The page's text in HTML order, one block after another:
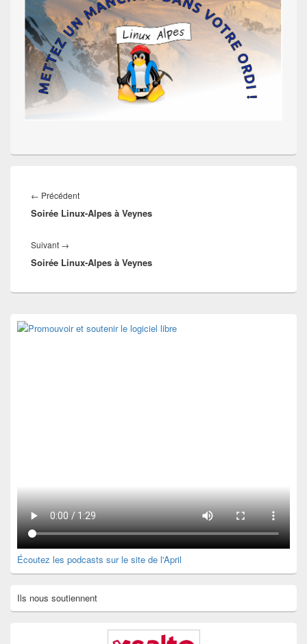
de
l’article
← PrécédentArticle
précédent :
Soirée Linux-Alpes à Veynes
Suivant →
suivant :
Soirée Linux-Alpes à Veynes
Zone
principale
Écoutez les podcasts sur le site de l'April
Ils nous soutiennent